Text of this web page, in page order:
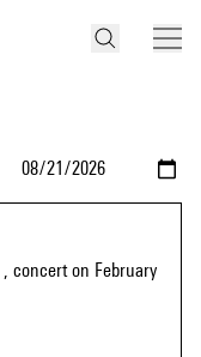
, concert on February